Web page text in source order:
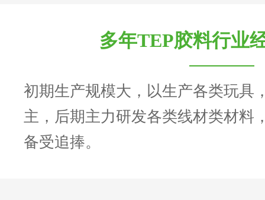
多年TEP胶料行业
初期生产规模大，以生产各类玩具
主，后期主力研发各类线材类材料
备受追捧。